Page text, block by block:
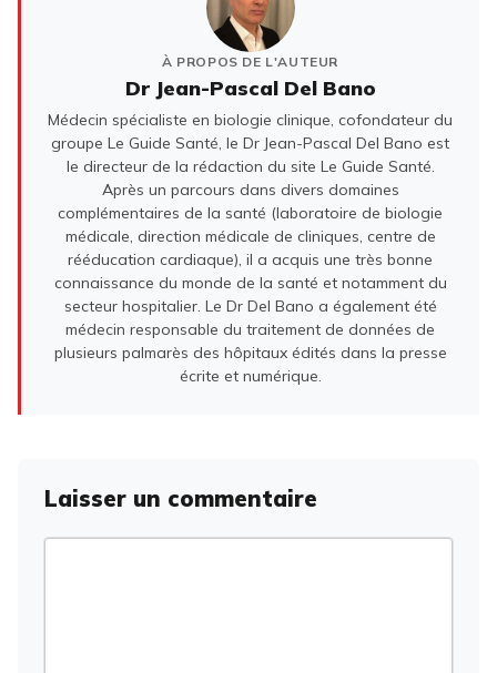
À PROPOS DE L'AUTEUR
Dr Jean-Pascal Del Bano
Médecin spécialiste en biologie clinique, cofondateur du
groupe Le Guide Santé, le Dr Jean-Pascal Del Bano est
le directeur de la rédaction du site Le Guide Santé.
Après un parcours dans divers domaines
complémentaires de la santé (laboratoire de biologie
médicale, direction médicale de cliniques, centre de
rééducation cardiaque), il a acquis une très bonne
connaissance du monde de la santé et notamment du
secteur hospitalier. Le Dr Del Bano a également été
médecin responsable du traitement de données de
plusieurs palmarès des hôpitaux édités dans la presse
écrite et numérique.
Laisser un commentaire